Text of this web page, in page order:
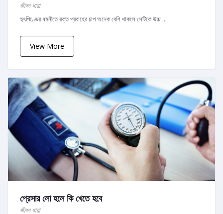
জীবন ধারা
হৃৎপিণ্ডের ধমনীতে রক্ত প্রবাহের চাপ অনেক বেশি থাকলে সেটিকে উচ্চ ...
View More
প্রেসার লো হলে কি খেতে হবে
জীবন ধারা